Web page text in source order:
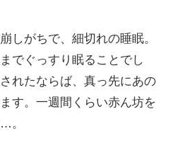
しがちで、細切れの睡眠。
でぐっすり眠ることでし
れたならば、真っ先にあの
す。一週間くらい赤ん坊を
。